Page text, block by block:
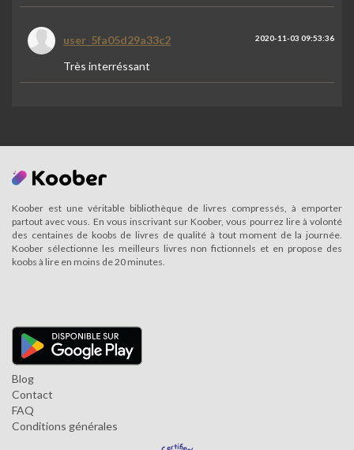
user_5fa05d29a33c2 2020-11-03 09:53:36
Très interréssant
Koober est une véritable bibliothèque de livres compressés, à emporter
partout avec vous. En vous inscrivant sur Koober, vous pourrez lire à volonté
des centaines de koobs de livres de qualité à tout moment de la journée.
Koober sélectionne les meilleurs livres non fictionnels et en propose des
koobs à lire en moins de 20 minutes.
Blog
Contact
FAQ
Conditions générales